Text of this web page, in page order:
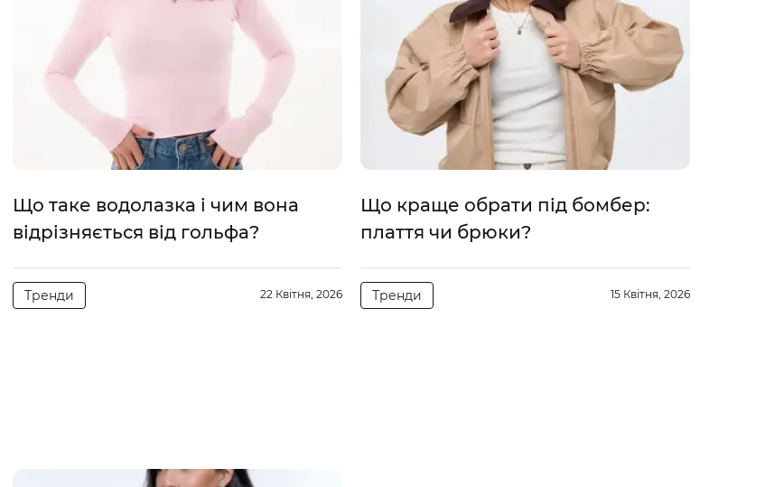
Що таке водолазка і чим вона
відрізняється від гольфа?
Тренди 22 Квітня, 2026
Що краще обрати під бомбер:
плаття чи брюки?
Тренди 15 Квітня, 2026